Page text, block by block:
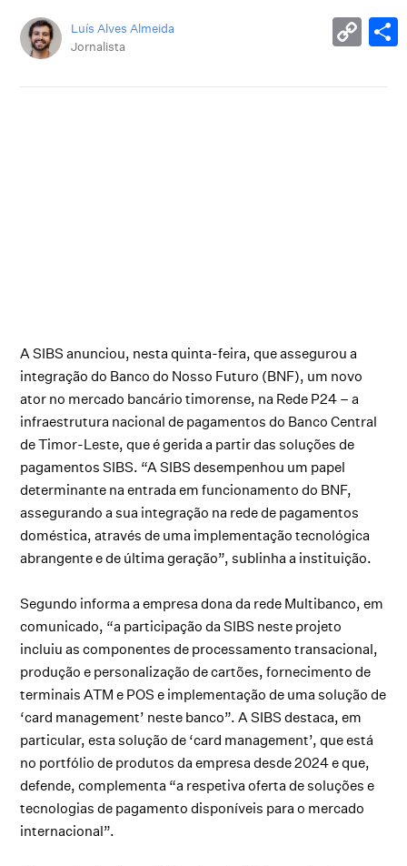
Luís Alves Almeida
Jornalista
A SIBS anunciou, nesta quinta-feira, que assegurou a
integração do Banco do Nosso Futuro (BNF), um novo
ator no mercado bancário timorense, na Rede P24 – a
infraestrutura nacional de pagamentos do Banco Central
de Timor-Leste, que é gerida a partir das soluções de
pagamentos SIBS. “A SIBS desempenhou um papel
determinante na entrada em funcionamento do BNF,
assegurando a sua integração na rede de pagamentos
doméstica, através de uma implementação tecnológica
abrangente e de última geração”, sublinha a instituição.
Segundo informa a empresa dona da rede Multibanco, em
comunicado, “a participação da SIBS neste projeto
incluiu as componentes de processamento transacional,
produção e personalização de cartões, fornecimento de
terminais ATM e POS e implementação de uma solução de
‘card management’ neste banco”. A SIBS destaca, em
particular, esta solução de ‘card management’, que está
no portfólio de produtos da empresa desde 2024 e que,
defende, complementa “a respetiva oferta de soluções e
tecnologias de pagamento disponíveis para o mercado
internacional”.